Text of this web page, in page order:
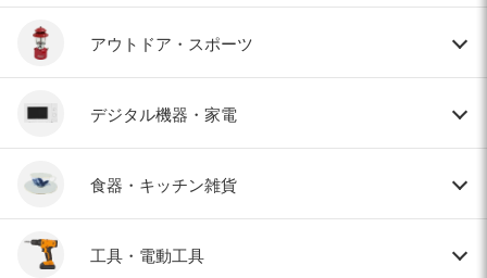
アウトドア・スポーツ
デジタル機器・家電
食器・キッチン雑貨
工具・電動工具